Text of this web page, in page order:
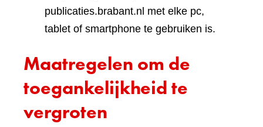
publicaties.brabant.nl met elke pc,
tablet of smartphone te gebruiken is.
Maatregelen om de
toegankelijkheid te
vergroten